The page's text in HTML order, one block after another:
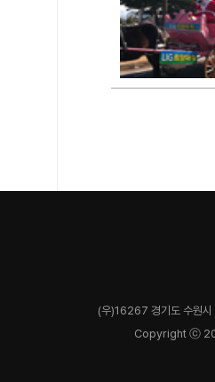
(우)16267 경기도 수원
Copyright ⓒ